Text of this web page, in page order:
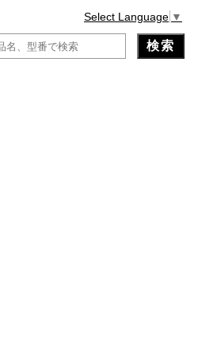
Select Language ▼